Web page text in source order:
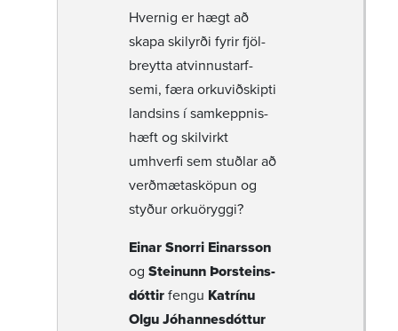
Hvernig er hægt að
skapa skil­yrði fyrir fjöl­
breytta atvinnu­starf­
semi, færa orku­við­skipti
landsins í samkeppn­is­
hæft og skil­virkt
umhverfi sem stuðlar að
verð­mæta­sköpun og
styður orku­ör­yggi?
Einar Snorri Einarsson
og Steinunn Þorsteins­
dóttirfengu Katrínu
Olgu Jóhann­es­dóttur